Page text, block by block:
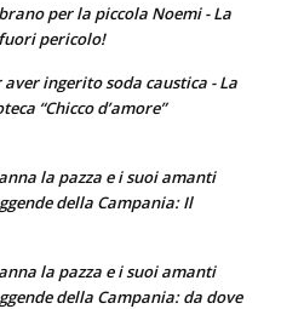
per la piccola Noemi - La
pericolo!
ingerito soda caustica - La
“Chicco d’amore”
la pazza e i suoi amanti
della Campania: Il
la pazza e i suoi amanti
della Campania: da dove